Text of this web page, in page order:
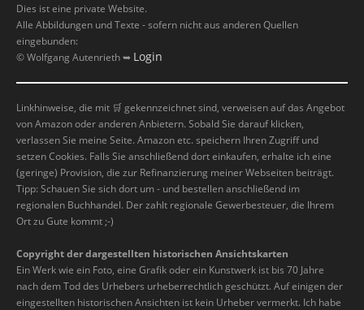
Dies ist eine private Website.
Alle Abbildungen und Texte - sofern nicht aus anderen Quellen
eingebunden:
© Wolfgang Autenrieth ➥ Login
Linkhinweise, die mit 🛒 gekennzeichnet sind, verweisen auf das Angebot
von Amazon oder anderen Anbietern. Sobald Sie darauf klicken,
verlassen Sie meine Seite. Amazon etc. speichern Ihren Zugriff und
setzen Cookies. Falls Sie anschließend dort einkaufen, erhalte ich eine
(geringe) Provision, die zur Refinanzierung meiner Webseiten beiträgt.
Tipp: Schauen Sie sich dort um - und bestellen anschließend im
regionalen Buchhandel. Der zahlt regionale Gewerbesteuer, die Ihrem
Ort zu Gute kommt ;-)
Copyright der dargestellten historischen Ansichtskarten
Ein Werk wie ein Foto, eine Grafik oder ein Kunstwerk ist bis 70 Jahre
nach dem Tod des Urhebers urheberrechtlich geschützt. Auf einigen der
eingestellten historischen Ansichten ist kein Urheber vermerkt. Ich habe